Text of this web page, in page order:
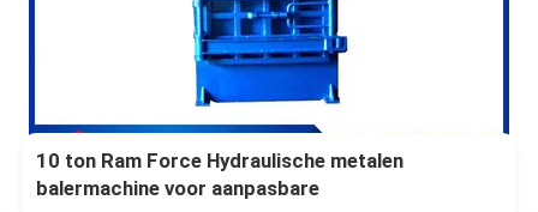
10 ton Ram Force Hydraulische metalen
balermachine voor aanpasbare